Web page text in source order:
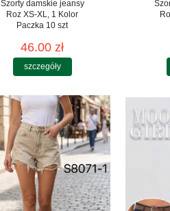
Szorty damskie jeansy
Roz XS-XL, 1 Kolor
Paczka 10 szt
46.00 zł
szczegóły